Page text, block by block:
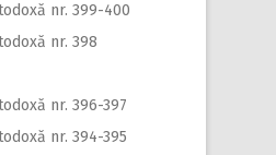
nr. 399-400
nr. 398
nr. 396-397
nr. 394-395